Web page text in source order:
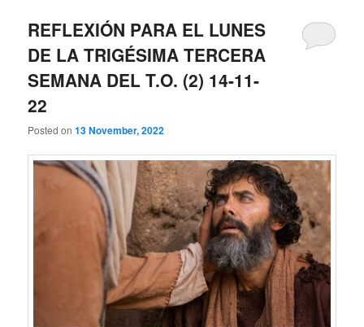
REFLEXIÓN PARA EL LUNES
DE LA TRIGÉSIMA TERCERA
SEMANA DEL T.O. (2) 14-11-
22
Posted on13 November, 2022